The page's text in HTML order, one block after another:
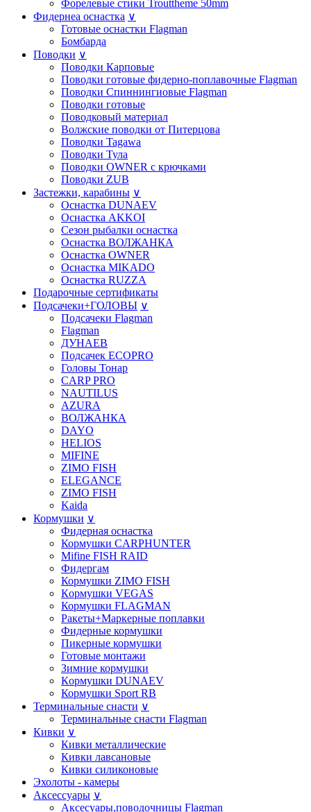
Форелевые стики Trouttheme 50mm
Фидернеа оснастка ∨
Готовые оснастки Flagman
Бомбарда
Поводки ∨
Поводки Карповые
Поводки готовые фидерно-поплавочные Flagman
Поводки Спиннингиовые Flagman
Поводки готовые
Поводковый материал
Волжские поводки от Питерцова
Поводки Tagawa
Поводки Тула
Поводки OWNER с крючками
Поводки ZUB
Застежки, карабины ∨
Оснастка DUNAEV
Оснастка AKKOI
Сезон рыбалки оснастка
Оснастка ВОЛЖАНКА
Оснастка OWNER
Оснастка MIKADO
Оснастка RUZZA
Подарочные сертификаты
Подсачеки+ГОЛОВЫ ∨
Подсачеки Flagman
Flagman
ДУНАЕВ
Подсачек ECOPRO
Головы Тонар
CARP PRO
NAUTILUS
AZURA
ВОЛЖАНКА
DAYO
HELIOS
MIFINE
ZIMO FISH
ELEGANCE
ZIMO FISH
Kaida
Кормушки ∨
Фидерная оснастка
Кормушки CARPHUNTER
Mifine FISH RAID
Фидергам
Кормушки ZIMO FISH
Кoрмушки VEGAS
Кормушки FLAGMAN
Ракеты+Маркерные поплавки
Фидерные кормушки
Пикерные кормушки
Готовые монтажи
Зимние кормушки
Кoрмушки DUNAEV
Кормушки Sport RB
Терминальные снасти ∨
Терминальные снасти Flagman
Кивки ∨
Кивки металлические
Кивки лавсановые
Кивки силиконовые
Эхолоты - камеры
Аксессуары ∨
Аксесуары,поводочницы Flagman